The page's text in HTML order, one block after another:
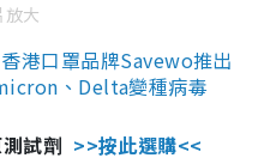
放大
港口罩品牌Savewo推出
、Delta變種病毒
試劑 >>按此選購<<